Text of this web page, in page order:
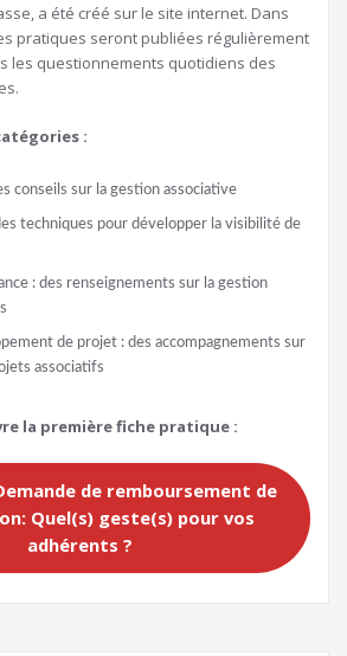
a été créé sur le site internet. Dans
pratiques seront publiées régulièrement
les questionnements quotidiens des
:
conseils sur la gestion associative
techniques pour développer la visibilité de
: des renseignements sur la gestion
de projet : des accompagnements sur
associatifs
la première fiche pratique :
de remboursement de
Quel(s) geste(s) pour vos
adhérents ?